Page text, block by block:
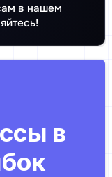
в нашем
в